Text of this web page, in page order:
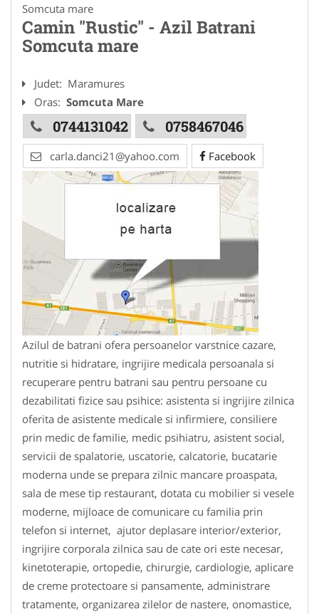
Somcuta mare
Camin "Rustic" - Azil Batrani
Somcuta mare
Judet: Maramures
Oras: Somcuta Mare
0744131042 0758467046
carla.danci21@yahoo.com Facebook
Azilul de batrani ofera persoanelor varstnice cazare,
nutritie si hidratare, ingrijire medicala persoanala si
recuperare pentru batrani sau pentru persoane cu
dezabilitati fizice sau psihice: asistenta si ingrijire zilnica
oferita de asistente medicale si infirmiere, consiliere
prin medic de familie, medic psihiatru, asistent social,
servicii de spalatorie, uscatorie, calcatorie, bucatarie
moderna unde se prepara zilnic mancare proaspata,
sala de mese tip restaurant, dotata cu mobilier si vesele
moderne, mijloace de comunicare cu familia prin
telefon si internet, ajutor deplasare interior/exterior,
ingrijire corporala zilnica sau de cate ori este necesar,
kinetoterapie, ortopedie, chirurgie, cardiologie, aplicare
de creme protectoare si pansamente, administrare
tratamente, organizarea zilelor de nastere, onomastice,